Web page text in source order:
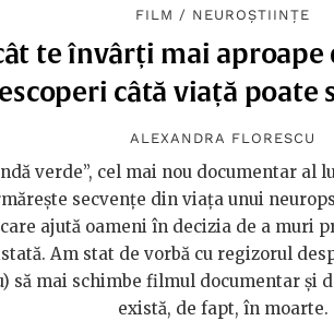
FILM / NEUROȘTIINȚE
te învârți mai aproape
câtă viață poate
ALEXANDRA FLORESCU
verde”, cel mai nou documentar al
secvențe din viața unui
care ajută oameni în decizia de a muri
Am stat de vorbă cu regizorul
să mai schimbe filmul documentar și
există, de fapt, în moarte.